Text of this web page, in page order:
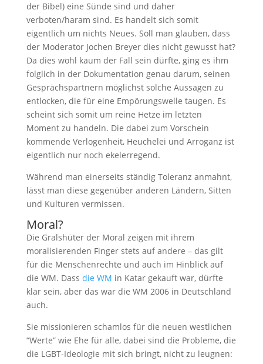
der Bibel) eine Sünde sind und daher
verboten/haram sind. Es handelt sich somit
eigentlich um nichts Neues. Soll man glauben, dass
der Moderator Jochen Breyer dies nicht gewusst hat?
Da dies wohl kaum der Fall sein dürfte, ging es ihm
folglich in der Dokumentation genau darum, seinen
Gesprächspartnern möglichst solche Aussagen zu
entlocken, die für eine Empörungswelle taugen. Es
scheint sich somit um reine Hetze im letzten
Moment zu handeln. Die dabei zum Vorschein
kommende Verlogenheit, Heuchelei und Arroganz ist
eigentlich nur noch ekelerregend.
Während man einerseits ständig Toleranz anmahnt,
lässt man diese gegenüber anderen Ländern, Sitten
und Kulturen vermissen.
Moral?
Die Gralshüter der Moral zeigen mit ihrem
moralisierenden Finger stets auf andere – das gilt
für die Menschenrechte und auch im Hinblick auf
die WM. Dass die WM in Katar gekauft war, dürfte
klar sein, aber das war die WM 2006 in Deutschland
auch.
Sie missionieren schamlos für die neuen westlichen
“Werte” wie Ehe für alle, dabei sind die Probleme, die
die LGBT-Ideologie mit sich bringt, nicht zu leugnen: